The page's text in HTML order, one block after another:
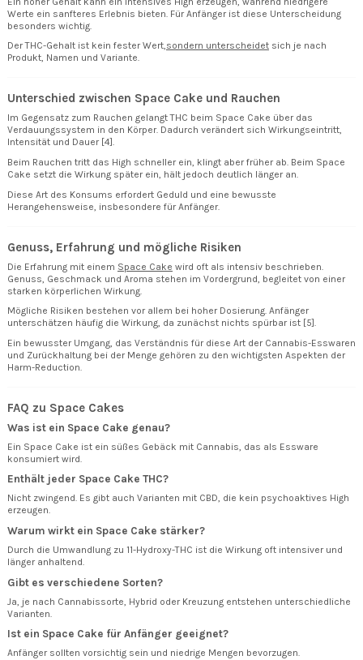
Werte ein sanfteres Erlebnis bieten. Für Anfänger ist diese Unterscheidung
besonders wichtig.
Der THC-Gehalt ist kein fester Wert,sondern unterscheidet sich je nach
Produkt, Namen und Variante.
Unterschied zwischen Space Cake und Rauchen
Im Gegensatz zum Rauchen gelangt THC beim Space Cake über das
Verdauungssystem in den Körper. Dadurch verändert sich Wirkungseintritt,
Intensität und Dauer [4].
Beim Rauchen tritt das High schneller ein, klingt aber früher ab. Beim Space
Cake setzt die Wirkung später ein, hält jedoch deutlich länger an.
Diese Art des Konsums erfordert Geduld und eine bewusste
Herangehensweise, insbesondere für Anfänger.
Genuss, Erfahrung und mögliche Risiken
Die Erfahrung mit einem Space Cake wird oft als intensiv beschrieben.
Genuss, Geschmack und Aroma stehen im Vordergrund, begleitet von einer
starken körperlichen Wirkung.
Mögliche Risiken bestehen vor allem bei hoher Dosierung. Anfänger
unterschätzen häufig die Wirkung, da zunächst nichts spürbar ist [5].
Ein bewusster Umgang, das Verständnis für diese Art der Cannabis-Esswaren
und Zurückhaltung bei der Menge gehören zu den wichtigsten Aspekten der
Harm-Reduction.
FAQ zu Space Cakes
Was ist ein Space Cake genau?
Ein Space Cake ist ein süßes Gebäck mit Cannabis, das als Essware
konsumiert wird.
Enthält jeder Space Cake THC?
Nicht zwingend. Es gibt auch Varianten mit CBD, die kein psychoaktives High
erzeugen.
Warum wirkt ein Space Cake stärker?
Durch die Umwandlung zu 11-Hydroxy-THC ist die Wirkung oft intensiver und
länger anhaltend.
Gibt es verschiedene Sorten?
Ja, je nach Cannabissorte, Hybrid oder Kreuzung entstehen unterschiedliche
Varianten.
Ist ein Space Cake für Anfänger geeignet?
Anfänger sollten vorsichtig sein und niedrige Mengen bevorzugen.